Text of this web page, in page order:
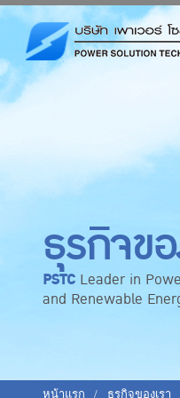
ธุรกิจขอ
PSTCLeader in
and Renewable
หน้าแรก ธุรกิจของเรา